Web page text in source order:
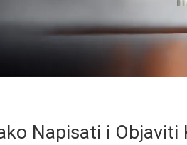
Napisati i Objaviti